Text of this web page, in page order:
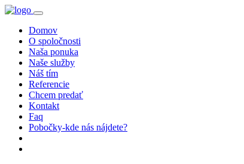
Domov
O spoločnosti
Naša ponuka
Naše služby
Náš tím
Referencie
Chcem predať
Kontakt
Faq
Pobočky-kde nás nájdete?